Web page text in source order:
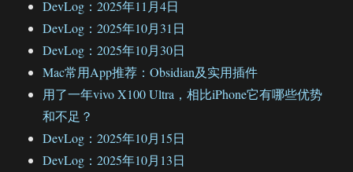
DevLog：2025年11月4日
DevLog：2025年10月31日
DevLog：2025年10月30日
Mac常用App推荐：Obsidian及实用插件
用了一年vivo X100 Ultra，相比iPhone它有哪些优势
和不足？
DevLog：2025年10月15日
DevLog：2025年10月13日